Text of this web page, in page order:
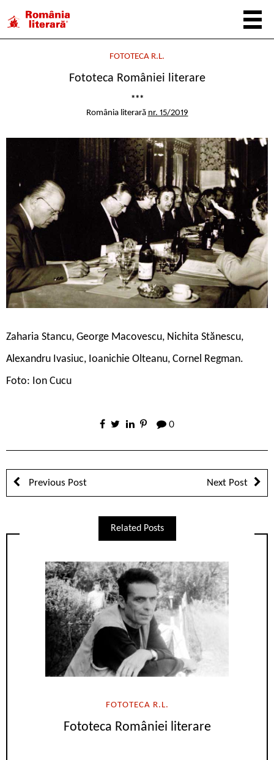
FOTOTECA R.L.
Fototeca României literare
***
România literară nr. 15/2019
Zaharia Stancu, George Macovescu, Nichita Stănescu,
Alexandru Ivasiuc, Ioanichie Olteanu, Cornel Regman.
Foto: Ion Cucu
0
Previous Post Next Post
Related Posts
FOTOTECA R.L.
Fototeca României literare